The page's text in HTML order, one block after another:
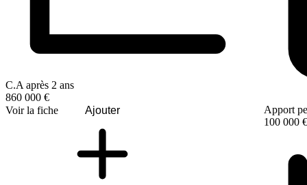
C.A après 2 ans
860 000 €
Voir la fiche
Ajouter
Apport
100 000 €